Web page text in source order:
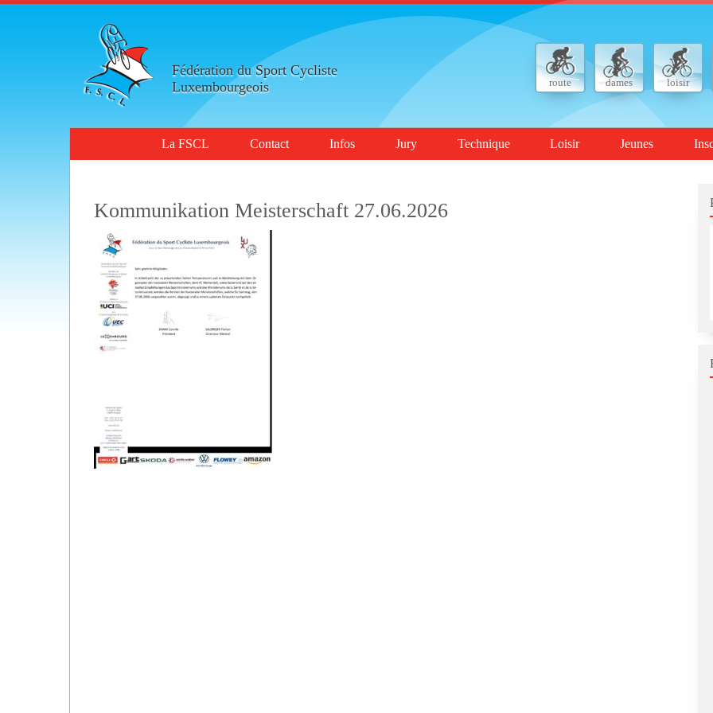
Fédération du Sport Cycliste
Luxembourgeois
route dames loisir
La FSCL Contact Infos Jury Technique Loisir Jeunes
Kommunikation Meisterschaft 27.06.2026